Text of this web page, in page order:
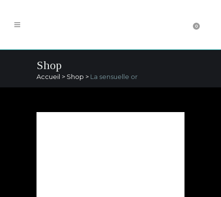
0
Shop
Accueil > Shop > La sensuelle or